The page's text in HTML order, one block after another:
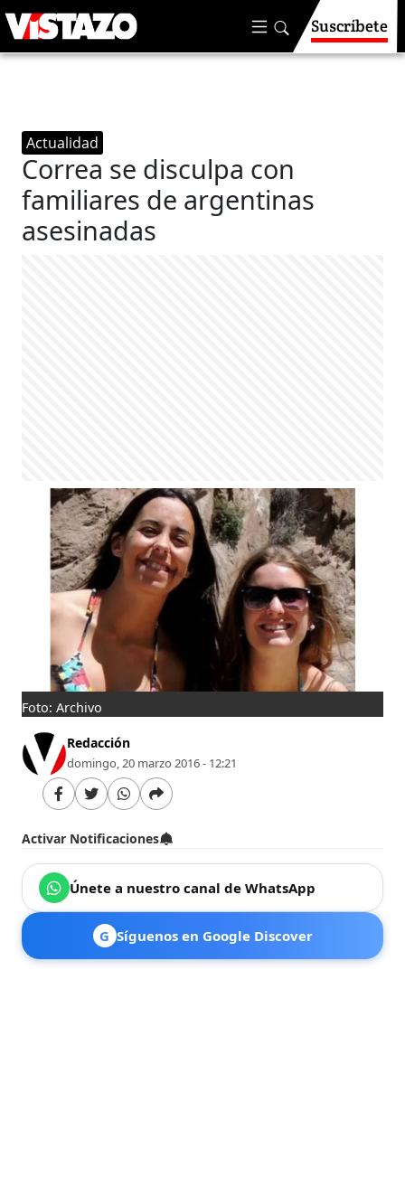
Suscríbete
Actualidad
Correa se disculpa con
familiares de argentinas
asesinadas
Foto: Archivo
Redacción
domingo, 20 marzo 2016 - 12:21
Activar Notificaciones
Únete a nuestro canal de WhatsApp
G Síguenos en Google Discover